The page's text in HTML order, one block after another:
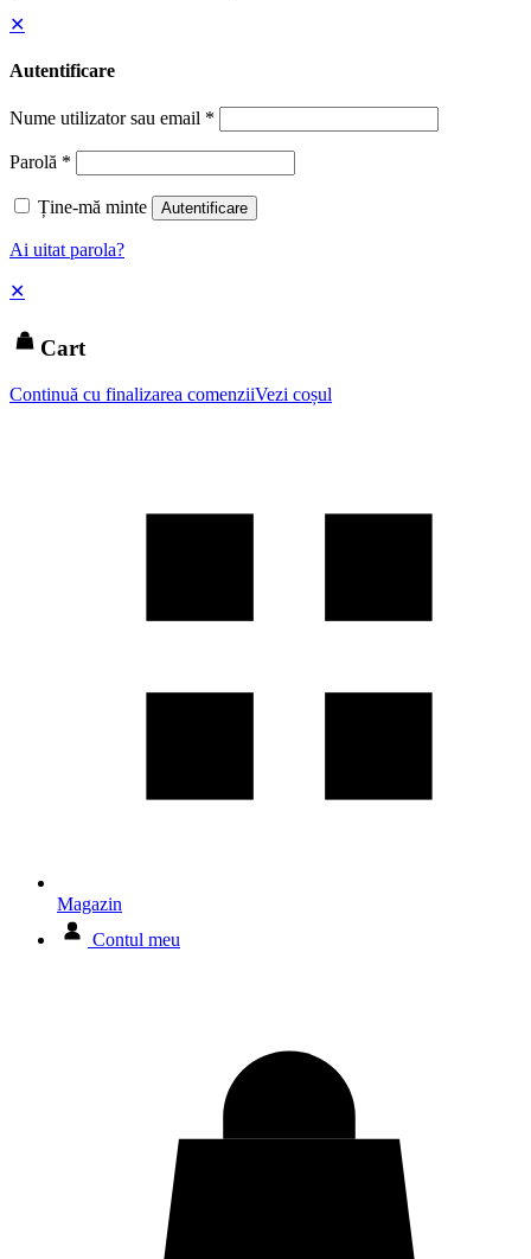
✕
Autentificare
Nume utilizator sau email *
Parolă *
Ține-mă minte Autentificare
Ai uitat parola?
✕
Cart
Continuă cu finalizarea comenziiVezi coșul
Magazin
Contul meu